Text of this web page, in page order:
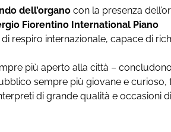
dell’organo con la presenza
Fiorentino International Piano
respiro internazionale, capace di
più aperto alla città – concludono
sempre più giovane e curioso,
di grande qualità e occasioni